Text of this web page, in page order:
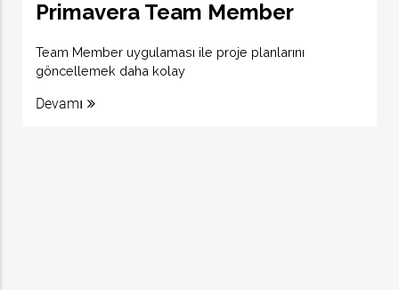
Primavera Team Member
Team Member uygulaması ile proje planlarını
göncellemek daha kolay
Devamı